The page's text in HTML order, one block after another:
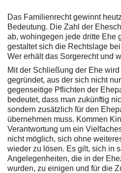
Das Familienrecht gewinnt
Bedeutung. Die Zahl der
ab, wohingegen jede dritte Ehe
gestaltet sich die Rechtslage
Wer erhält das Sorgerecht und
Mit der Schließung der Ehe
gegründet, aus der sich nicht
gegenseitige Pflichten der
bedeutet, dass man zukünftig
sondern zusätzlich für den
übernehmen muss. Kommen
Verantwortung um ein
nicht möglich, sich ohne
wieder zu lösen. Es gilt, sich in
Angelegenheiten, die in der
wurden, zu einigen und für die